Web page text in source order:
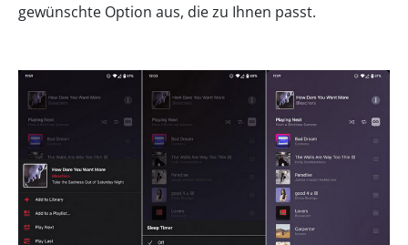
gewünschte Option aus, die zu Ihnen passt.